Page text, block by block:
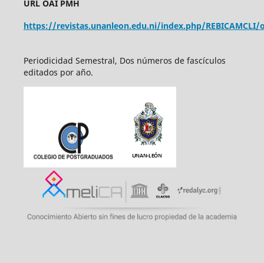
URL OAI PMH
https://revistas.unanleon.edu.ni/index.php/REBICAMCLI/
Periodicidad Semestral, Dos números de fascículos
editados por año.